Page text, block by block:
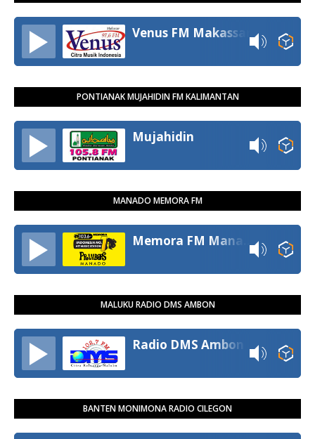
Venus FM Makassar
PONTIANAK MUJAHIDIN FM KALIMANTAN
Mujahidin
MANADO MEMORA FM
MALUKU RADIO DMS AMBON
Radio DMS Ambon
BANTEN MONIMONA RADIO CILEGON